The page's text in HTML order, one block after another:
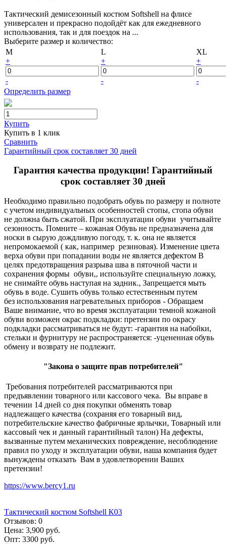
Тактический демисезонный костюм Softshell на флисе
универсален и прекрасно подойдёт как для ежедневного
использования, так и для поездок на ...
Выберите размер и количество:
M
+
-
L
+
-
XL
+
-
Определить размер
Купить
Купить в 1 клик
Сравнить
Гарантийный срок составляет 30 дней
Гарантия качества продукции! Гарантийный
срок составляет 30 дней
Необходимо правильно подобрать обувь по размеру и полноте
с учетом индивидуальных особенностей стопы, стопа обуви
не должна быть сжатой. При эксплуатации обуви учитывайте
сезонность. Помните – кожаная Обувь не предназначена для
носки в сырую дождливую погоду, т. к. она не является
непромокаемой ( как, например резиновая). Изменение цвета
верха обуви при попадании воды не является дефектом В
целях предотвращения разрыва шва в пяточной части и
сохранения формы обуви,, используйте специальную ложку,
не снимайте обувь наступая на задник., Запрещается мыть
обувь в воде. Сушить обувь только естественным путем
без использования нагревательных приборов - Обращаем
Ваше внимание, что во время эксплуатации темной кожаной
обуви возможен окрас подкладки: претензии по окрасу
подкладки рассматриваться не будут: -гарантия на набойки,
стельки и фурнитуру не распространяется: -уцененная обувь
обмену и возврату не подлежит.
"Закона о защите прав потребителей"
Требования потребителей рассматриваются при
предъявлении товарного или кассового чека. Вы вправе в
течении 14 дней со дня покупки обменять товар
надлежащего качества (сохраняя его товарный вид,
потребительские качество фабричные ярлычки, Товарный или
кассовый чек и данный гарантийный талон) На дефекты,
вызванные путем механических повреждение, несоблюдение
правил по уходу и эксплуатации обуви, наша компания будет
вынуждены отказать Вам в удовлетворении Ваших
претензии!
https://www.bercy1.ru
Тактический костюм Softshell К03
Отзывов: 0
Цена: 3,900 руб.
Опт: 3300 руб.